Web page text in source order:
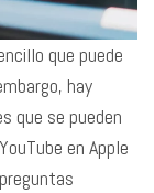
que puede
hay
que se pueden
en Apple